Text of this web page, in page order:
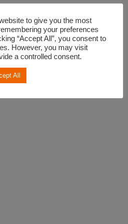
流项目是同时提高您的语言
to give you the most
your preferences
“Accept All”, you consent to
However, you may visit
a controlled consent.
All